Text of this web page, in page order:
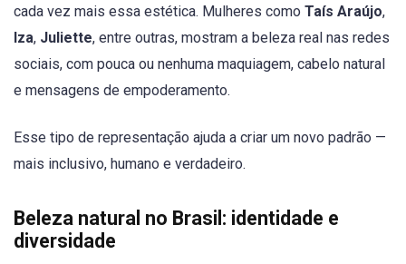
cada vez mais essa estética. Mulheres como Taís Araújo,
Iza, Juliette, entre outras, mostram a beleza real nas redes
sociais, com pouca ou nenhuma maquiagem, cabelo natural
e mensagens de empoderamento.
Esse tipo de representação ajuda a criar um novo padrão —
mais inclusivo, humano e verdadeiro.
Beleza natural no Brasil: identidade e
diversidade